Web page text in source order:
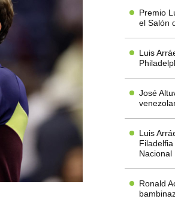
Premio
el Salón
Luis
José
Luis
Nacional
Ronald